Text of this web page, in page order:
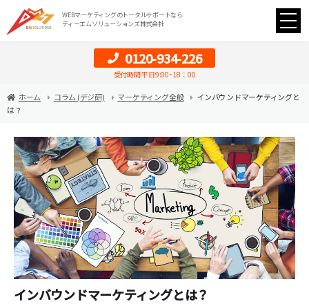
WEBマーケティングのトータルサポートなら
ディーエムソリューションズ株式会社
0120-934-226
受付時間 平日9:00~18：00
ホーム コラム (デジ研) マーケティング全般
インバウンドマーケティングと
は？
インバウンドマーケティングとは？